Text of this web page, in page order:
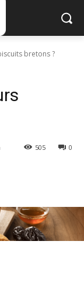
bretons ?
0
505